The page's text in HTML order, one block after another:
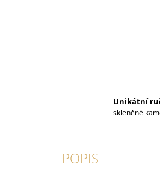
Unikátní
skleněné
POPIS